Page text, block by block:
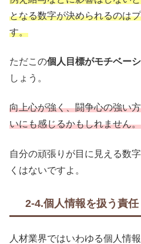
となる数字が決められるのは
す。
ただこの個人目標がモチベー
しょう。
向上心が強く、闘争心の強い
いにも感じるかもしれません。
自分の頑張りが目に見える数
くはないですよ。
2-4.個人情報を扱う責任
人材業界ではいわゆる個人情